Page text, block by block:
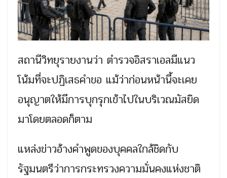
สถานีวิทยุรายงานว่า ตำรวจอิสราเอลมีแนว
โน้มที่จะปฏิเสธคำขอ แม้ว่าก่อนหน้านี้จะเคย
อนุญาตให้มีการบุกรุกเข้าไปในบริเวณมัสยิด
มาโดยตลอดก็ตาม
แหล่งข่าวอ้างคำพูดของบุคคลใกล้ชิดกับ
รัฐมนตรีว่าการกระทรวงความมั่นคงแห่งชาติ